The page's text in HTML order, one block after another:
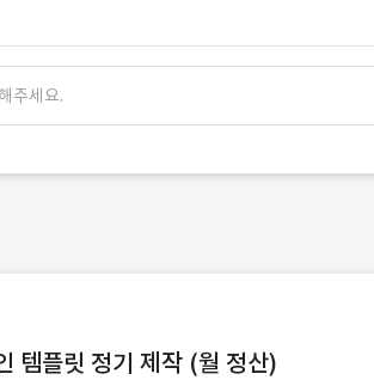
해주세요.
템플릿 정기 제작 (월 정산)